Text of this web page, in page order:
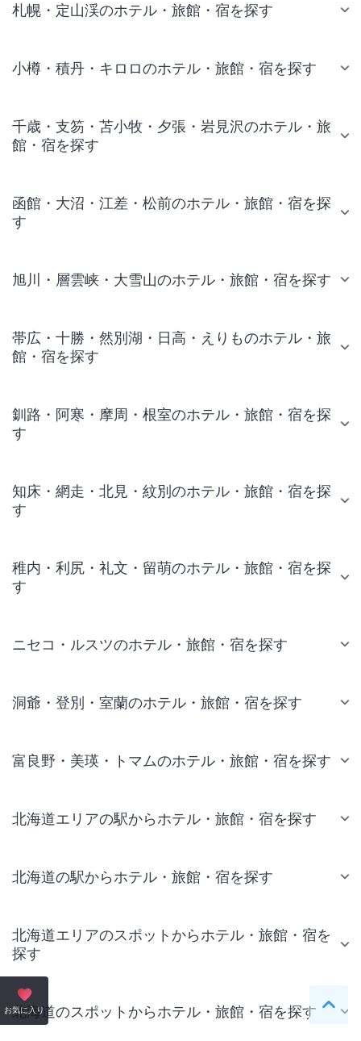
お気に入り ペー
札幌・定山渓のホテル・旅館・宿を探す
小樽・積丹・キロロのホテル・旅館・宿を探す
千歳・支笏・苫小牧・夕張・岩見沢のホテル・旅
館・宿を探す
函館・大沼・江差・松前のホテル・旅館・宿を探
す
旭川・層雲峡・大雪山のホテル・旅館・宿を探す
帯広・十勝・然別湖・日高・えりものホテル・旅
館・宿を探す
釧路・阿寒・摩周・根室のホテル・旅館・宿を探
す
知床・網走・北見・紋別のホテル・旅館・宿を探
す
稚内・利尻・礼文・留萌のホテル・旅館・宿を探
す
ニセコ・ルスツのホテル・旅館・宿を探す
洞爺・登別・室蘭のホテル・旅館・宿を探す
富良野・美瑛・トマムのホテル・旅館・宿を探す
北海道エリアの駅からホテル・旅館・宿を探す
北海道の駅からホテル・旅館・宿を探す
北海道エリアのスポットからホテル・旅館・宿を
探す
北海道のスポットからホテル・旅館・宿を探す